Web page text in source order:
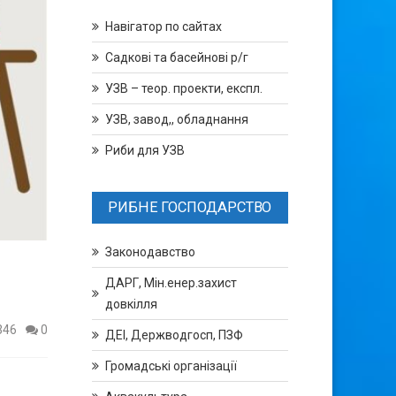
0
Навігатор по сайтах
Садкові та басейнові р/г
УЗВ – теор. проекти, експл.
УЗВ, завод,, обладнання
Риби для УЗВ
РИБНЕ ГОСПОДАРСТВО
Законодавство
ДАРГ, Мін.енер.захист
довкілля
ДЕІ, Держводгосп, ПЗФ
Громадські організації